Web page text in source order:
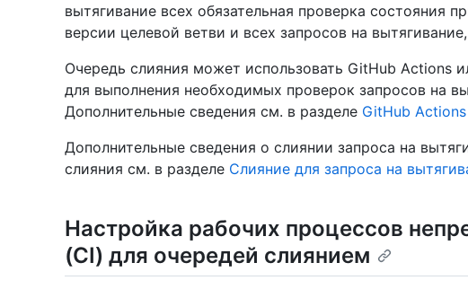
вытягивание всех обязательная проверка состояния
версии целевой ветви и всех запросов на
Очередь слияния может использовать GitHub Actions
для выполнения необходимых проверок запросов на
Дополнительные сведения см. в разделе GitHub
Дополнительные сведения о слиянии запроса на
слияния см. в разделе Слияние для запроса на
Настройка рабочих процессов
(CI) для очередей слиянием